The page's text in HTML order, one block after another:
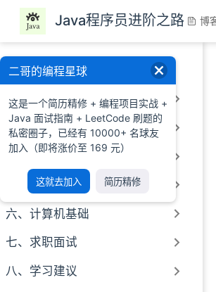
跳至主要內容
Java程序员进阶之路 博
一、前言
二、Java基础
三、Java进阶
四、MySQL
五、Redis
六、计算机基础
七、求职面试
八、学习建议
二哥的编程星球
这是一个简历精修 + 编程项目实战 +
Java 面试指南 + LeetCode 刷题的
私密圈子，已经有 10000+ 名球友
加入（即将涨价至 169 元）
这就去加入 简历精修